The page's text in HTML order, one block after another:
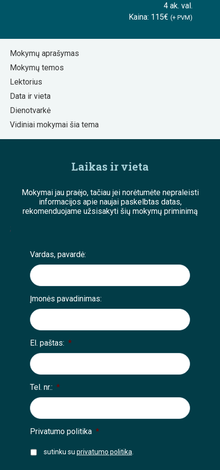
4 ak. val.
Kaina: 115€ (+ PVM)
Mokymų aprašymas
Mokymų temos
Lektorius
Data ir vieta
Dienotvarkė
Vidiniai mokymai šia tema
Laikas ir vieta
Mokymai jau praėjo, tačiau jei norėtumėte nepraleisti
informacijos apie naujai paskelbtas datas,
rekomenduojame užsisakyti šių mokymų priminimą
;
Vardas, pavardė:
Įmonės pavadinimas:
El. paštas: *
Tel. nr.: *
Privatumo politika *
sutinku su privatumo politika